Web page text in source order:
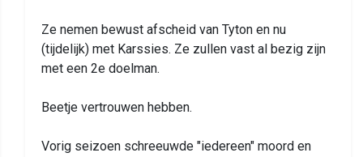
Ze nemen bewust afscheid van Tyton en nu
(tijdelijk) met Karssies. Ze zullen vast al bezig zijn
met een 2e doelman.
Beetje vertrouwen hebben.
Vorig seizoen schreeuwde "iedereen" moord en